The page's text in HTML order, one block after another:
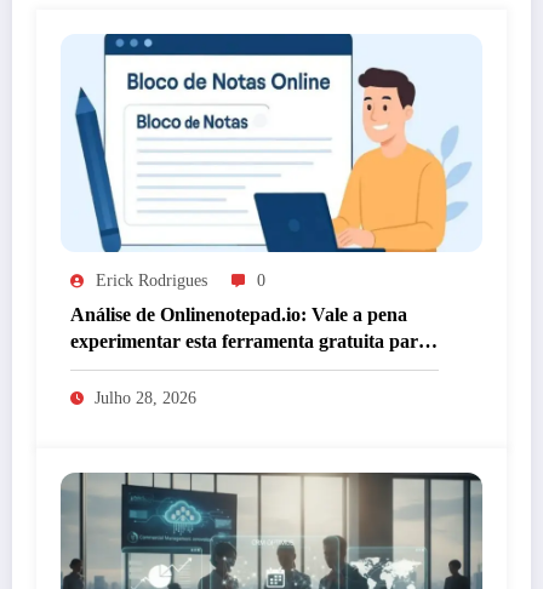
Erick Rodrigues 0
Análise de Onlinenotepad.io: Vale a pena
experimentar esta ferramenta gratuita para
anotações?
Julho 28, 2026